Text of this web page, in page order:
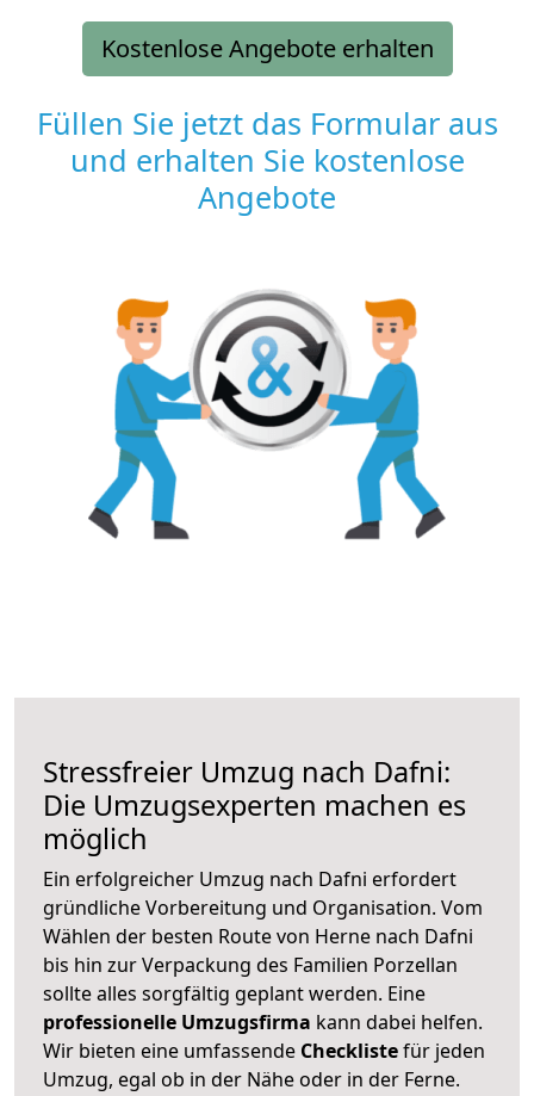
Kostenlose Angebote erhalten
Füllen Sie jetzt das Formular aus
und erhalten Sie kostenlose
Angebote
Stressfreier Umzug nach Dafni:
Die Umzugsexperten machen es
möglich
Ein erfolgreicher Umzug nach Dafni erfordert
gründliche Vorbereitung und Organisation. Vom
Wählen der besten Route von Herne nach Dafni
bis hin zur Verpackung des Familien Porzellan
sollte alles sorgfältig geplant werden. Eine
professionelle Umzugsfirma kann dabei helfen.
Wir bieten eine umfassende Checklistefür jeden
Umzug, egal ob in der Nähe oder in der Ferne.